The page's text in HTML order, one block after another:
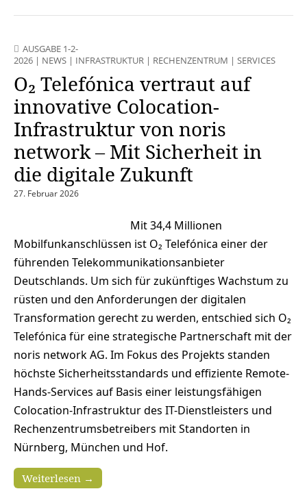
AUSGABE 1-2-
2026 | NEWS | INFRASTRUKTUR | RECHENZENTRUM | SERVICES
O₂ Telefónica vertraut auf
innovative Colocation-
Infrastruktur von noris
network – Mit Sicherheit in
die digitale Zukunft
27. Februar 2026
Mit 34,4 Millionen
Mobilfunkanschlüssen ist O₂ Telefónica einer der
führenden Telekommunikationsanbieter
Deutschlands. Um sich für zukünftiges Wachstum zu
rüsten und den Anforderungen der digitalen
Transformation gerecht zu werden, entschied sich O₂
Telefónica für eine strategische Partnerschaft mit der
noris network AG. Im Fokus des Projekts standen
höchste Sicherheitsstandards und effiziente Remote-
Hands-Services auf Basis einer leistungsfähigen
Colocation-Infrastruktur des IT-Dienstleisters und
Rechenzentrumsbetreibers mit Standorten in
Nürnberg, München und Hof.
Weiterlesen →